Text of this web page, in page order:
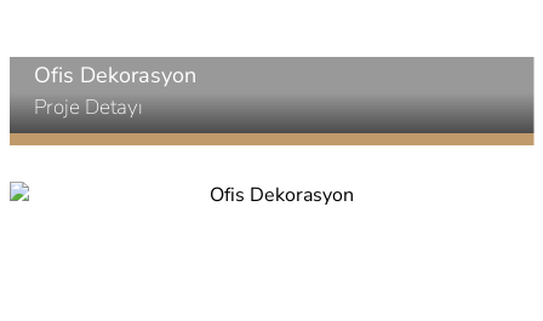
Ofis Dekorasyon
Proje Detayı